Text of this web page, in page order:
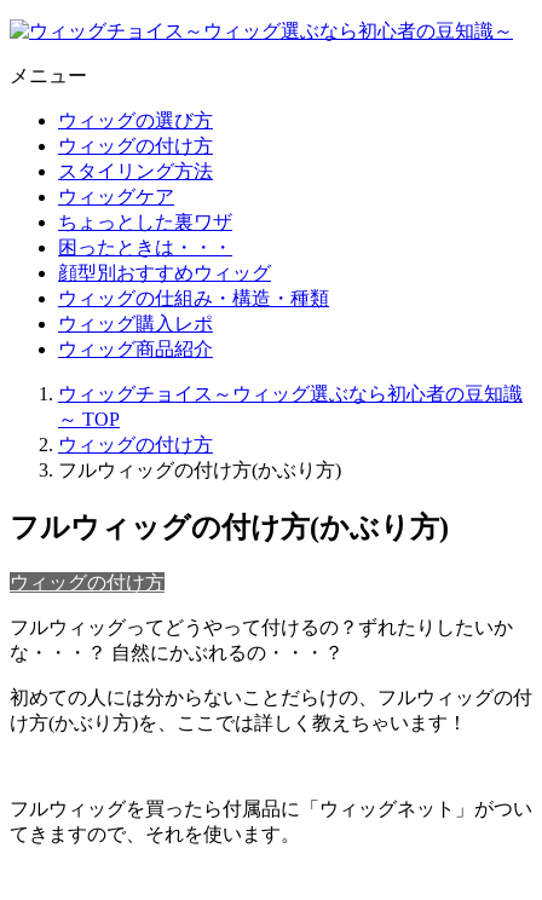
メニュー
ウィッグの選び方
ウィッグの付け方
スタイリング方法
ウィッグケア
ちょっとした裏ワザ
困ったときは・・・
顔型別おすすめウィッグ
ウィッグの仕組み・構造・種類
ウィッグ購入レポ
ウィッグ商品紹介
ウィッグチョイス～ウィッグ選ぶなら初心者の豆知識
～ TOP
ウィッグの付け方
フルウィッグの付け方(かぶり方)
フルウィッグの付け方(かぶり方)
ウィッグの付け方
フルウィッグってどうやって付けるの？ずれたりしたいか
な・・・？ 自然にかぶれるの・・・？
初めての人には分からないことだらけの、フルウィッグの付
け方(かぶり方)を、ここでは詳しく教えちゃいます！
フルウィッグを買ったら付属品に「ウィッグネット」がつい
てきますので、それを使います。